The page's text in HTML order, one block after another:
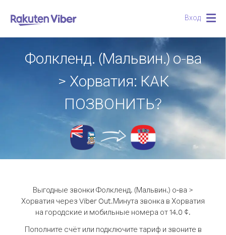
Вход
Фолкленд. (Мальвин.) о-ва
> Хорватия: КАК
ПОЗВОНИТЬ?
Выгодные звонки Фолкленд. (Мальвин.) о-ва >
Хорватия через Viber Out.Минута звонка в Хорватия
на городские и мобильные номера от 14.0 ¢.
Пополните счёт или подключите тариф и звоните в